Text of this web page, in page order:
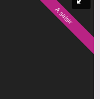
A saisir